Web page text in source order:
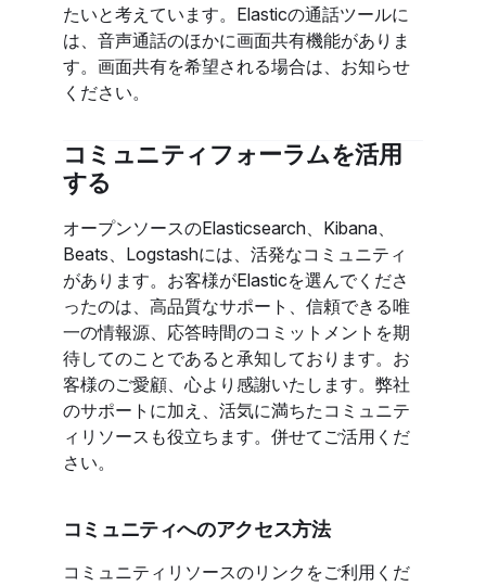
たいと考えています。Elasticの通話ツールに
は、音声通話のほかに画面共有機能がありま
す。画面共有を希望される場合は、お知らせ
ください。
コミュニティフォーラムを活用
する
オープンソースのElasticsearch、Kibana、
Beats、Logstashには、活発なコミュニティ
があります。お客様がElasticを選んでくださ
ったのは、高品質なサポート、信頼できる唯
一の情報源、応答時間のコミットメントを期
待してのことであると承知しております。お
客様のご愛顧、心より感謝いたします。弊社
のサポートに加え、活気に満ちたコミュニテ
ィリソースも役立ちます。併せてご活用くだ
さい。
コミュニティへのアクセス方法
コミュニティリソースのリンクをご利用くだ